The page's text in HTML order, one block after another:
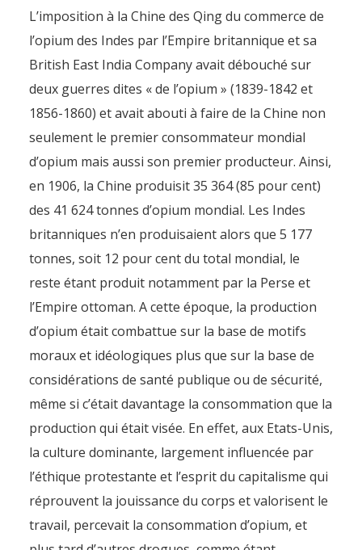
L’imposition à la Chine des Qing du commerce de
l’opium des Indes par l’Empire britannique et sa
British East India Company avait débouché sur
deux guerres dites « de l’opium » (1839-1842 et
1856-1860) et avait abouti à faire de la Chine non
seulement le premier consommateur mondial
d’opium mais aussi son premier producteur. Ainsi,
en 1906, la Chine produisit 35 364 (85 pour cent)
des 41 624 tonnes d’opium mondial. Les Indes
britanniques n’en produisaient alors que 5 177
tonnes, soit 12 pour cent du total mondial, le
reste étant produit notamment par la Perse et
l’Empire ottoman. A cette époque, la production
d’opium était combattue sur la base de motifs
moraux et idéologiques plus que sur la base de
considérations de santé publique ou de sécurité,
même si c’était davantage la consommation que la
production qui était visée. En effet, aux Etats-Unis,
la culture dominante, largement influencée par
l’éthique protestante et l’esprit du capitalisme qui
réprouvent la jouissance du corps et valorisent le
travail, percevait la consommation d’opium, et